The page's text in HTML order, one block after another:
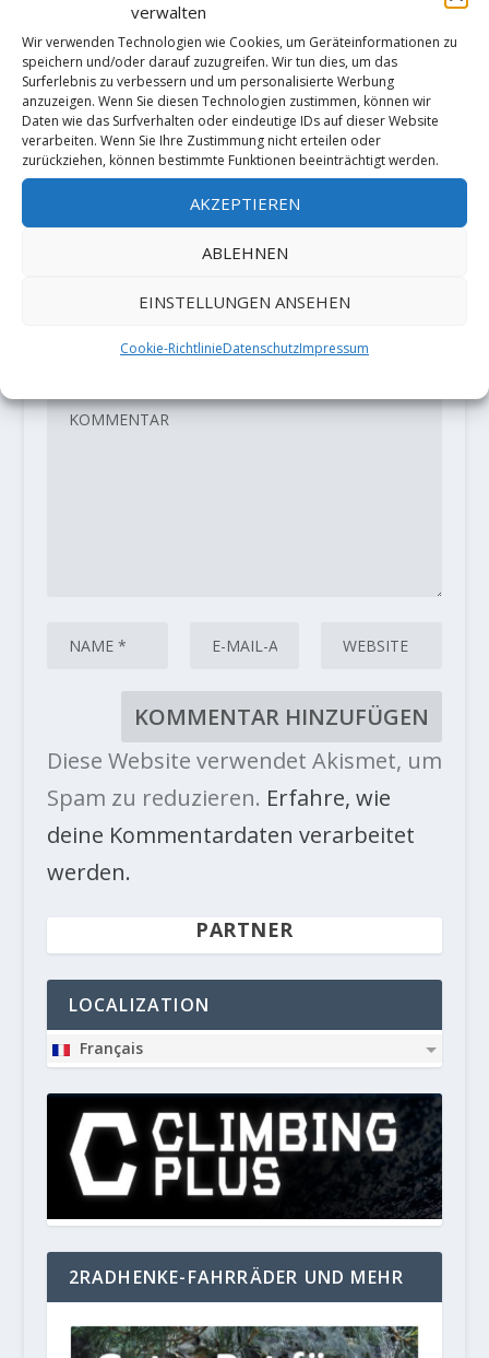
verwalten
Wir verwenden Technologien wie Cookies, um Geräteinformationen zu
speichern und/oder darauf zuzugreifen. Wir tun dies, um das
Surferlebnis zu verbessern und um personalisierte Werbung
anzuzeigen. Wenn Sie diesen Technologien zustimmen, können wir
Daten wie das Surfverhalten oder eindeutige IDs auf dieser Website
verarbeiten. Wenn Sie Ihre Zustimmung nicht erteilen oder
zurückziehen, können bestimmte Funktionen beeinträchtigt werden.
AKZEPTIEREN
ABLEHNEN
EINSTELLUNGEN ANSEHEN
Cookie-RichtlinieDatenschutzImpressum
Alexander Megos mit „Hello Kitty“
11/11+ (9a+) am Schneiderloch
8. April 2021
Deine E-Mail-Adresse wird nicht
sind mit*markiert
Diese Website verwendet Akismet, um
Spam zu reduzieren. Erfahre, wie
deine Kommentardaten verarbeitet
werden.
PARTNER
LOCALIZATION
Français
2RADHENKE-FAHRRÄDER UND MEHR